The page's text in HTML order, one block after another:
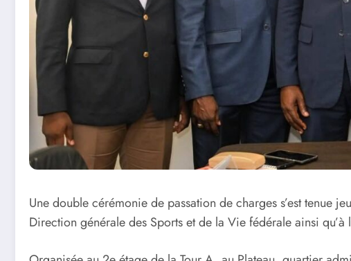
Une double cérémonie de passation de charges s’est tenue
Direction générale des Sports et de la Vie fédérale ainsi